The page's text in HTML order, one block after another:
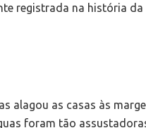
registrada na história
alagou as casas às
foram tão